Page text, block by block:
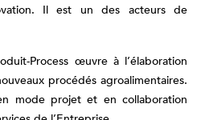
Il est un des acteurs de
Process œuvre à l’élaboration
procédés agroalimentaires.
mode projet et en collaboration